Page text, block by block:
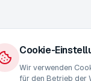
Cookie-
Wir verwenden
für den Betrieb der